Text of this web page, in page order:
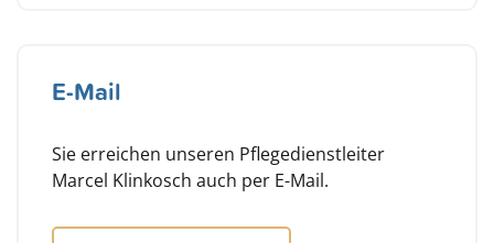
E-Mail
Sie erreichen unseren Pflegedienstleiter
Marcel Klinkosch auch per E-Mail.